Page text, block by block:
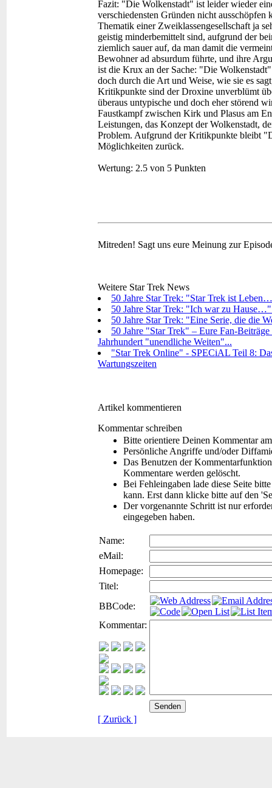
Fazit: "Die Wolkenstadt" ist leider wieder
verschiedensten Gründen nicht
Thematik einer Zweiklassengesellschaft ja
geistig minderbemittelt sind, aufgrund der
ziemlich sauer auf, da man damit die
Bewohner ad absurdum führte, und ihre
ist die Krux an der Sache: "Die
doch durch die Art und Weise, wie sie es
Kritikpunkte sind der Droxine unverblümt
überaus untypische und doch eher störend
Faustkampf zwischen Kirk und Plasus am
Leistungen, das Konzept der Wolkenstadt,
Problem. Aufgrund der Kritikpunkte bleibt
Möglichkeiten zurück.
Wertung: 2.5 von 5 Punkten
Mitreden! Sagt uns eure Meinung zur
Weitere Star Trek News
50 Jahre Star Trek: "Star Trek ist
50 Jahre Star Trek: "Ich war zu
50 Jahre Star Trek: "Eine Serie, die die
50 Jahre "Star Trek" – Eure Fan-
Jahrhundert "unendliche Weiten"...
"Star Trek Online" - SPECiAL Teil 8:
Wartungszeiten
Artikel kommentieren
Kommentar schreiben
Bitte orientiere Deinen Kommentar
Persönliche Angriffe und/oder
Das Benutzen der
Kommentare werden gelöscht.
Bei Fehleingaben lade diese Seite
kann. Erst dann klicke bitte auf den
Der vorgenannte Schritt ist nur
eingegeben haben.
Name:
eMail:
Homepage:
Titel:
BBCode:
Kommentar:
[ Zurück ]